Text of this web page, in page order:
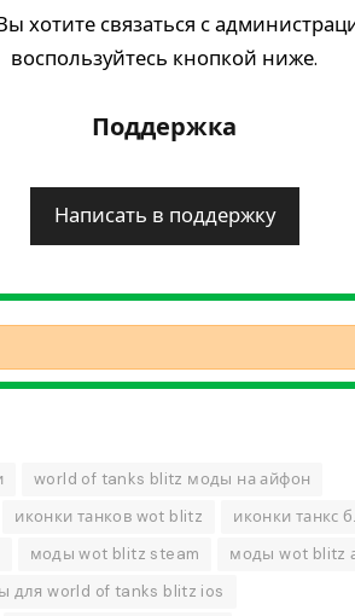
хотите связаться с
воспользуйтесь кнопкой ниже.
Поддержка
Написать в поддержку
world of tanks blitz моды на айфон
иконки танков wot blitz
иконки танкс
моды wot blitz steam
моды wot blitz
для world of tanks blitz ios